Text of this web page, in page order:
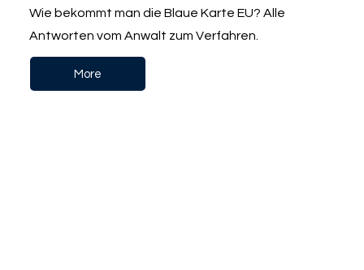
Wie bekommt man die Blaue Karte EU? Alle
Antworten vom Anwalt zum Verfahren.
More